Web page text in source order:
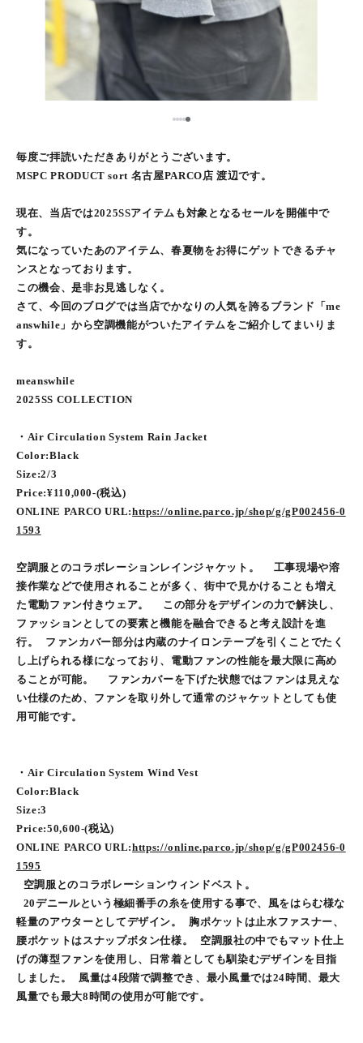
1234
毎度ご拝読いただきありがとうございます。
MSPC PRODUCT sort 名古屋PARCO店 渡辺です。
現在、当店では2025SSアイテムも対象となるセールを開催中で
す。
気になっていたあのアイテム、春夏物をお得にゲットできるチャ
ンスとなっております。
この機会、是非お見逃しなく。
さて、今回のブログでは当店でかなりの人気を誇るブランド「me
answhile」から空調機能がついたアイテムをご紹介してまいりま
す。
meanswhile
2025SS COLLECTION
・Air Circulation System Rain Jacket
Color:Black
Size:2/3
Price:¥110,000-(税込)
ONLINE PARCO URL:https://online.parco.jp/shop/g/gP002456-0
1593
空調服とのコラボレーションレインジャケット。 工事現場や溶
接作業などで使用されることが多く、街中で見かけることも増え
た電動ファン付きウェア。 この部分をデザインの力で解決し、
ファッションとしての要素と機能を融合できると考え設計を進
行。 ファンカバー部分は内蔵のナイロンテープを引くことでたく
し上げられる様になっており、電動ファンの性能を最大限に高め
ることが可能。 ファンカバーを下げた状態ではファンは見えな
い仕様のため、ファンを取り外して通常のジャケットとしても使
用可能です。
・Air Circulation System Wind Vest
Color:Black
Size:3
Price:50,600-(税込)
ONLINE PARCO URL:https://online.parco.jp/shop/g/gP002456-0
1595
空調服とのコラボレーションウィンドベスト。
20デニールという極細番手の糸を使用する事で、風をはらむ様な
軽量のアウターとしてデザイン。 胸ポケットは止水ファスナー、
腰ポケットはスナップボタン仕様。 空調服社の中でもマット仕上
げの薄型ファンを使用し、日常着としても馴染むデザインを目指
しました。 風量は4段階で調整でき、最小風量では24時間、最大
風量でも最大8時間の使用が可能です。